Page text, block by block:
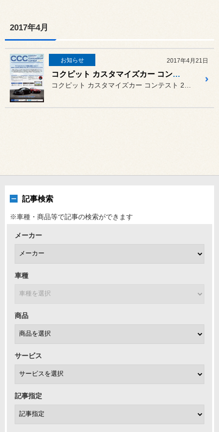
2017年4月
お知らせ 2017年4月21日
コクピット カスタマイズカー コンテスト 2017 開催中♪
記事検索
※車種・商品等で記事の検索ができます
メーカー
車種
商品
サービス
記事指定